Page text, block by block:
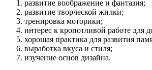
развитие воображение и фантазия;
развитие творческой жилки;
тренировка моторики;
интерес к кропотливой работе для
хорошая практика для развития
выработка вкуса и стиля;
изучение основ дизайна.